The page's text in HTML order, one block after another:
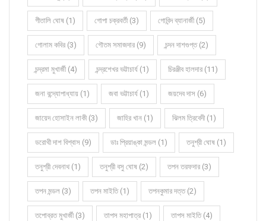
গীতালি ঘোষ (1) গোপা চক্রবর্তী (3) গোবিন্দ ব্যানার্জী (5)
গোলাম কবির (3) গৌতম সমাজদার (9) চন্দন দাশগুপ্ত (2)
চন্দ্রমা মুখার্জী (4) চন্দ্রশেখর ভট্টাচার্য (1) চিরঞ্জীব হালদার (11)
জনা বন্দ্যোপাধ্যায় (1) জবা ভট্টাচার্য (1) জয়দেব দাস (6)
জায়েদ হোসাইন লাকী (3) জাহির খান (1) ঝিলম ত্রিবেদী (1)
ডরোথী দাশ বিশ্বাস (9) ডাঃ প্রিয়াঙ্কা মন্ডল (1) তনুশ্রী ঘোষ (1)
তনুশ্রী দেবনাথ (1) তনুশ্রী বসু ঘোষ (2) তপন তরফদার (3)
তপন মন্ডল (3) তপন মাইতি (1) তপনকুমার দত্ত (2)
তপোব্রত মুখার্জী (3) তাপস মহাপাত্র (1) তাপস মাইতি (4)